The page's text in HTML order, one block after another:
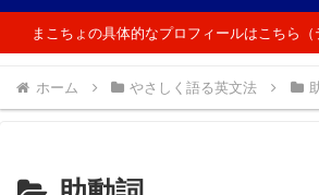
まこちょの具体的なプロフィールはこちら（
ホーム やさしく語る英文法